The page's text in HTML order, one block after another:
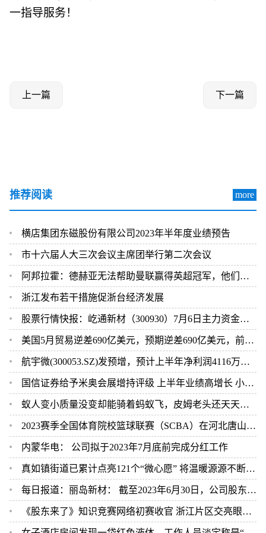
一指导服务！
上一篇 下一篇
推荐阅读 more
横店集团东磁股份有限公司2023年半年度业绩预告
市十六届人大三次会议主席团举行第二次会议
阿邦拉霍：德赫亚无法帮助曼联赢得英超冠军，他们需要奥纳纳
浙江发布若干措施促浙台经济发展
股票行情快报：屹通新材（300930）7月6日主力资金净卖出377.99万元
美国5月贸易逆差690亿美元，预期逆差690亿美元，前值为逆差746亿美元
航宇微(300053.SZ)发预增，预计上半年净利润4116万元-6122万元，同比增长145.76%-265.53%
国信证券给予米奥会展增持评级 上半年业绩高增长 小而美展会龙头规模与盈利有望共振
蚁人变小质量没变却能骑着蚂蚁飞，皮姆老头还天天腰间挂着坦克跑
2023赛季全国体育院校篮球联赛（SCBA）在河北唐山启幕
内蒙华电： 公司拟于2023年7月底前完成分红工作
真如镇街道已累计点亮121个“微心愿” 将温暖源源不断地送到居民心坎上
每日报道：丽岛新材： 截至2023年6月30日，公司股东人数为15816户
《股东来了》知识竞赛网络初赛收官 浙江片区交亮眼答卷_世界消息